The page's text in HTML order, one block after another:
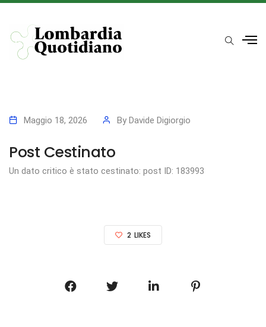
Maggio 18, 2026 By Davide Digiorgio
Post Cestinato
Un dato critico è stato cestinato: post ID: 183993
2 LIKES